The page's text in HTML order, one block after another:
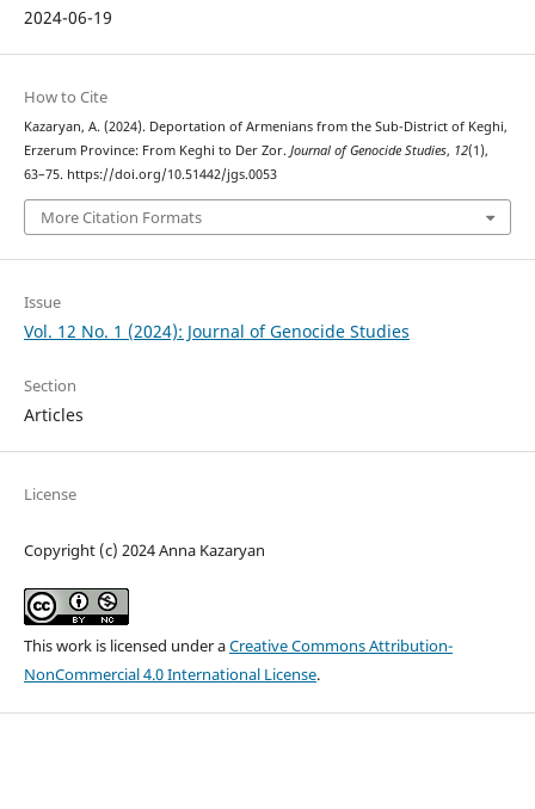
2024-06-19
How to Cite
Kazaryan, A. (2024). Deportation of Armenians from the Sub-District of Keghi,
Erzerum Province: From Keghi to Der Zor. Journal of Genocide Studies, 12(1),
63–75. https://doi.org/10.51442/jgs.0053
More Citation Formats
Issue
Vol. 12 No. 1 (2024): Journal of Genocide Studies
Section
Articles
License
Copyright (c) 2024 Anna Kazaryan
This work is licensed under aCreative Commons Attribution-
NonCommercial 4.0 International License.